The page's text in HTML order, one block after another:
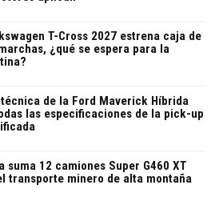
T-Cross 2027 estrena caja de
¿qué se espera para la
de la Ford Maverick Híbrida
las especificaciones de la pick-up
suma 12 camiones Super G460 XT
transporte minero de alta montaña